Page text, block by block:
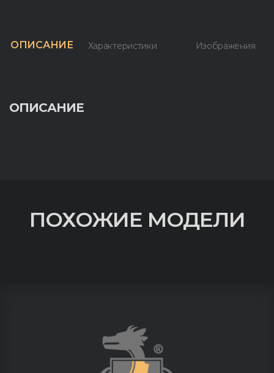
ОПИСАНИЕ Характеристики Изображения
ОПИСАНИЕ
ПОХОЖИЕ МОДЕЛИ